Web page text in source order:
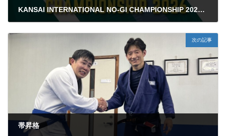
KANSAI INTERNATIONAL NO-GI CHAMPIONSHIP 2026 試合結果
次の記事
帯昇格